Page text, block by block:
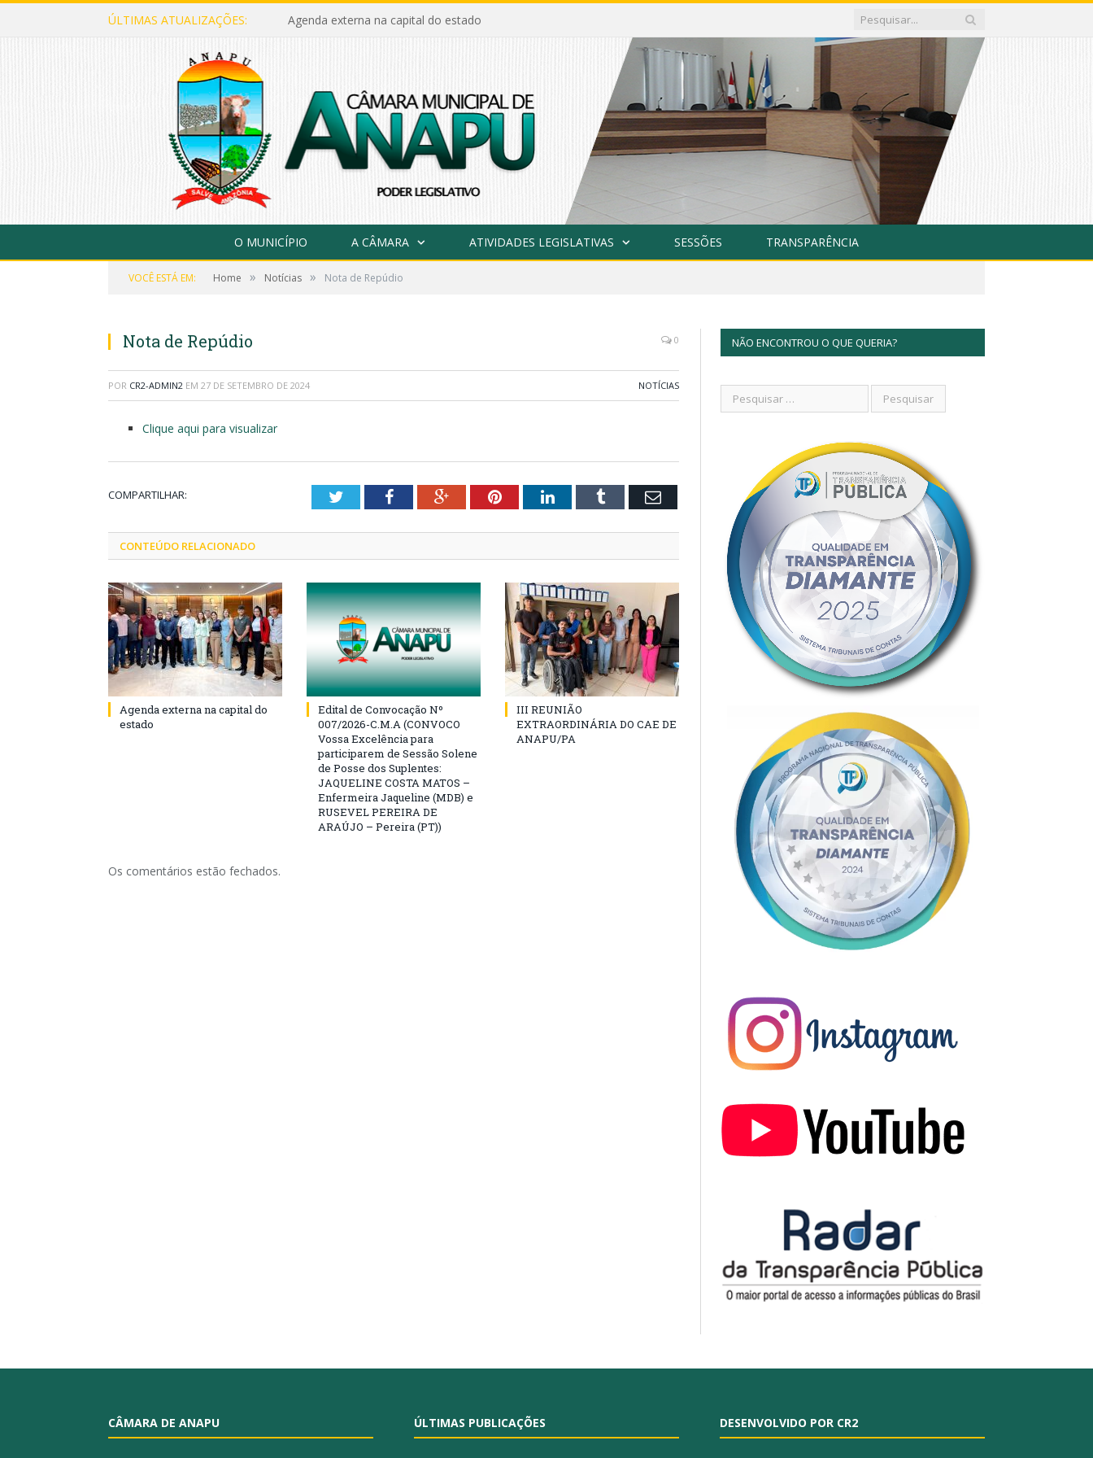
ÚLTIMAS ATUALIZAÇÕES: Agenda externa na capital do estado
O MUNICÍPIO A CÂMARA ATIVIDADES LEGISLATIVAS SESSÕES TRANSPARÊNCIA
VOCÊ ESTÁ EM: Home » Notícias » Nota de Repúdio
Nota de Repúdio 0
POR CR2-ADMIN2 EM 27 DE SETEMBRO DE 2024 NOTÍCIAS
Clique aqui para visualizar
COMPARTILHAR: TwitterFacebookGoogle+PinterestLinkedInTumblr Email
CONTEÚDO RELACIONADO
Agenda externa na capital do
estado
Edital de Convocação Nº
007/2026-C.M.A (CONVOCO
Vossa Excelência para
participarem de Sessão Solene
de Posse dos Suplentes:
JAQUELINE COSTA MATOS –
Enfermeira Jaqueline (MDB) e
RUSEVEL PEREIRA DE
ARAÚJO – Pereira (PT))
III REUNIÃO
EXTRAORDINÁRIA DO CAE DE
ANAPU/PA
Os comentários estão fechados.
NÃO ENCONTROU O QUE QUERIA?
CÂMARA DE ANAPU ÚLTIMAS PUBLICAÇÕES DESENVOLVIDO POR CR2